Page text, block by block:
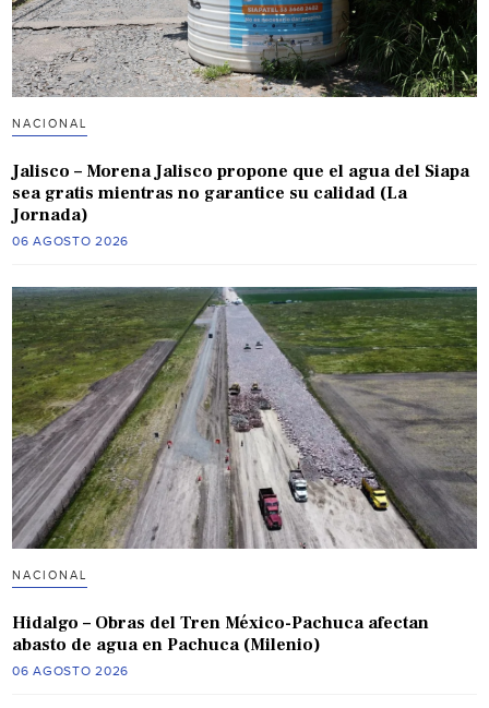
NACIONAL
Jalisco – Morena Jalisco propone que el agua del Siapa
sea gratis mientras no garantice su calidad (La
Jornada)
06 AGOSTO 2026
NACIONAL
Hidalgo – Obras del Tren México-Pachuca afectan
abasto de agua en Pachuca (Milenio)
06 AGOSTO 2026